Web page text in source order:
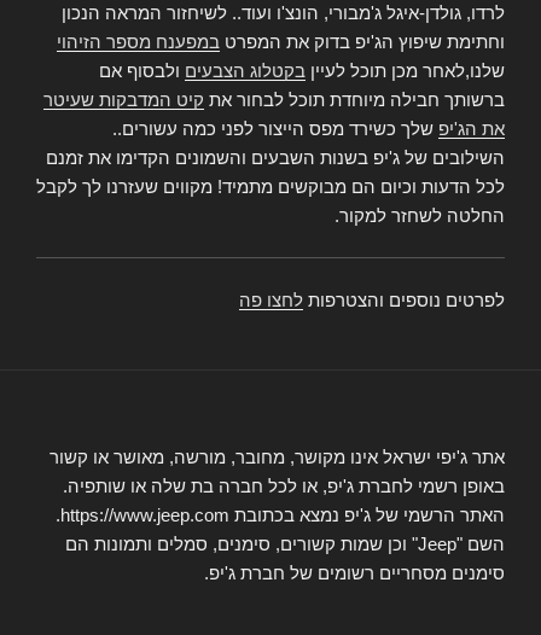
לרדו, גולדן-איגל ג'מבורי, הונצ'ו ועוד.. לשיחזור המראה הנכון
וחתימת שיפוץ הג'יפ בדוק את המפרט במפענח מספר הזיהוי
שלנו,לאחר מכן תוכל לעיין בקטלוג הצבעים ולבסוף אם
ברשותך חבילה מיוחדת תוכל לבחור את קיט המדבקות שעיטר
את הג'יפ שלך כשירד מפס הייצור לפני כמה עשורים..
השילובים של ג'יפ בשנות השבעים והשמונים הקדימו את זמנם
לכל הדעות וכיום הם מבוקשים מתמיד! מקווים שעזרנו לך לקבל
החלטה לשחזר למקור.
לפרטים נוספים והצטרפות לחצו פה
אתר ג'יפי ישראל אינו מקושר, מחובר, מורשה, מאושר או קשור
באופן רשמי לחברת ג'יפ, או לכל חברה בת שלה או שותפיה.
האתר הרשמי של ג'יפ נמצא בכתובת https://www.jeep.com.
השם "Jeep" וכן שמות קשורים, סימנים, סמלים ותמונות הם
סימנים מסחריים רשומים של חברת ג'יפ.